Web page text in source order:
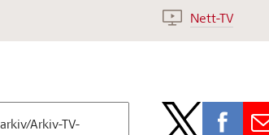
Nett-TV